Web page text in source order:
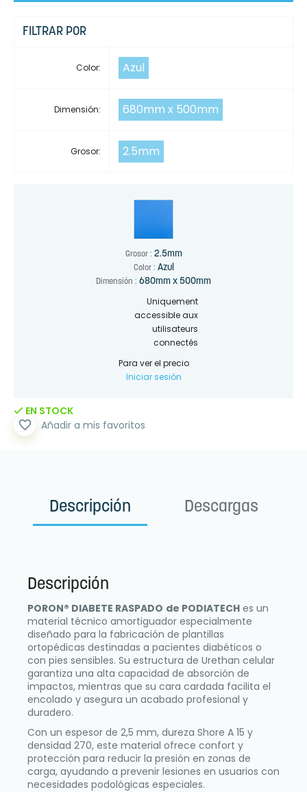
FILTRAR POR
Color: Azul
Dimensión: 680mm x 500mm
Grosor: 2.5mm
Grosor : 2.5mm
Color : Azul
Dimensión : 680mm x 500mm
Uniquement
accessible aux
utilisateurs
connectés
Para ver el precio
Iniciar sesión
EN STOCK
favorite_border Añadir a mis favoritos
Descripción Descargas
Descripción
PORON® DIABETE RASPADO de PODIATECH es un
material técnico amortiguador especialmente
diseñado para la fabricación de plantillas
ortopédicas destinadas a pacientes diabéticos o
con pies sensibles. Su estructura de Urethan celular
garantiza una alta capacidad de absorción de
impactos, mientras que su cara cardada facilita el
encolado y asegura un acabado profesional y
duradero.
Con un espesor de 2,5 mm, dureza Shore A 15 y
densidad 270, este material ofrece confort y
protección para reducir la presión en zonas de
carga, ayudando a prevenir lesiones en usuarios con
necesidades podológicas especiales.